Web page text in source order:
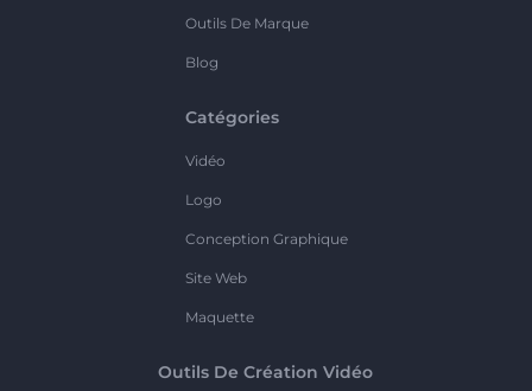
Outils De Marque
Blog
Catégories
Vidéo
Logo
Conception Graphique
Site Web
Maquette
Outils De Création Vidéo